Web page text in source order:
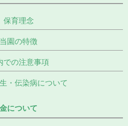
保育理念
当園の特徴
での注意事項
・伝染病について
について